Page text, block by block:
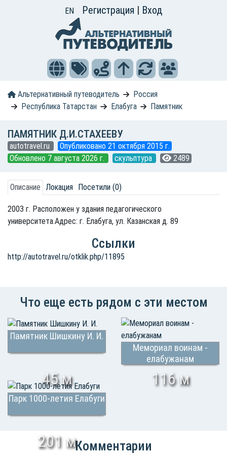
EN Регистрация | Вход
Альтернативный путеводитель
Россия
Республика Татарстан
Елабуга Памятник
ПАМЯТНИК Д.И.СТАХЕЕВУ
autotravel.ru
Опубликовано 21 октября 2015 г.
Обновлено 7 августа 2026 г.
скульптура 2489
Описание Локация Посетили (0)
2003 г. Расположен у здания педагогического
университета.Адрес: г. Елабуга, ул. Казанская д. 89
Ссылки
http://autotravel.ru/otklik.php/11895
Что еще есть рядом с эти местом
Памятник Шишкину И. И.
45 м
Мемориал воинам -
елабужанам
116 м
Парк 1000-летия Елабуги
201 мКомментарии